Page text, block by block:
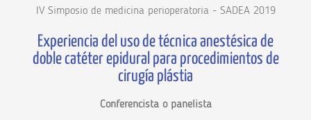
IV Simposio de medicina perioperatoria - SADEA 2019
Experiencia del uso de técnica anestésica de
doble catéter epidural para procedimientos de
cirugía plástia
Conferencista o panelista